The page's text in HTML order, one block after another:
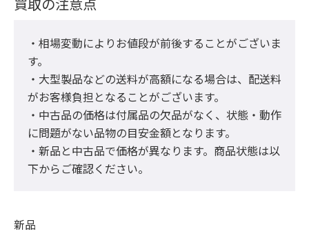
・相場変動によりお値段が前後することがございま
す。
・大型製品などの送料が高額になる場合は、配送料
がお客様負担となることがございます。
・中古品の価格は付属品の欠品がなく、状態・動作
に問題がない品物の目安金額となります。
・新品と中古品で価格が異なります。商品状態は以
下からご確認ください。
新品